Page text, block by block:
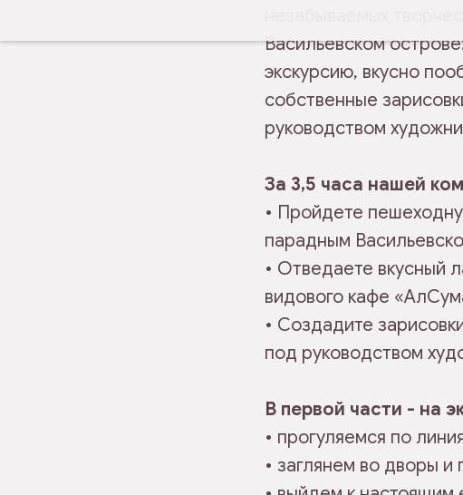
Васильевском
экскурсию, вкусно
собственные
руководством
За 3,5 часа нашей
• Пройдете
парадным
• Отведаете вкусный
видового кафе
• Создадите
под руководством
В первой части - на
• прогуляемся по
• заглянем во дворы